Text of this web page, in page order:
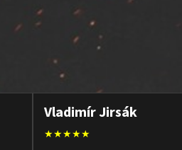
Vladimír Jirsák
★★★★★